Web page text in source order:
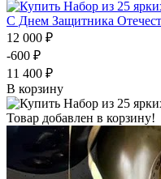
С Днем Защитника
12 000 ₽
-600 ₽
11 400 ₽
В корзину
Товар добавлен в корзину!